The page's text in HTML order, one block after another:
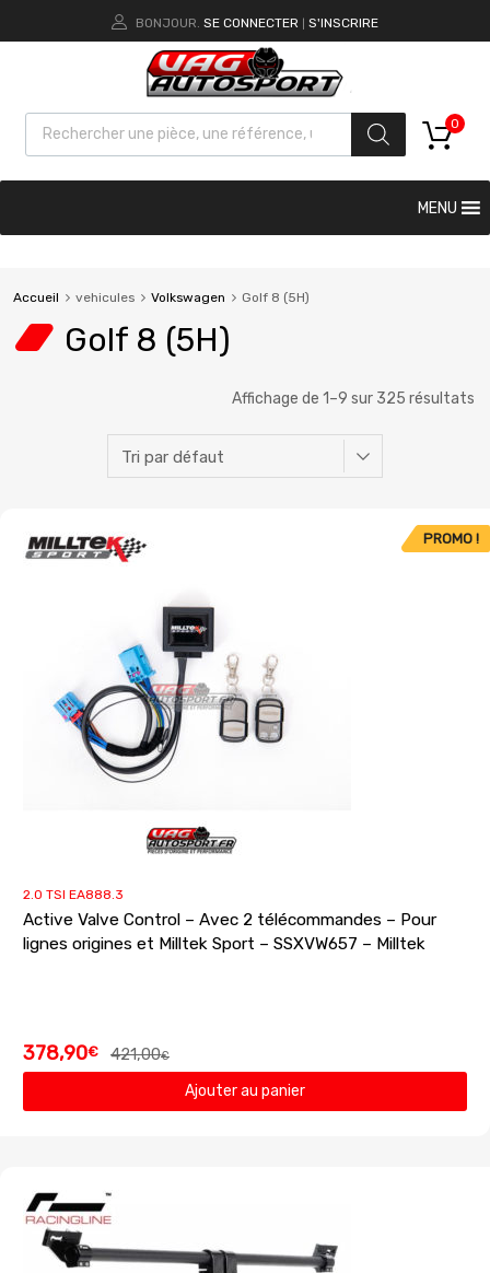
BONJOUR. SE CONNECTER S'INSCRIRE
0
MENU
Accueil vehicules Volkswagen Golf 8 (5H)
Golf 8 (5H)
Affichage de 1–9 sur 325 résultats
PROMO !
2.0 TSI EA888.3
Active Valve Control – Avec 2 télécommandes – Pour
lignes origines et Milltek Sport – SSXVW657 – Milltek
421,00€
378,90€
Ajouter au panier